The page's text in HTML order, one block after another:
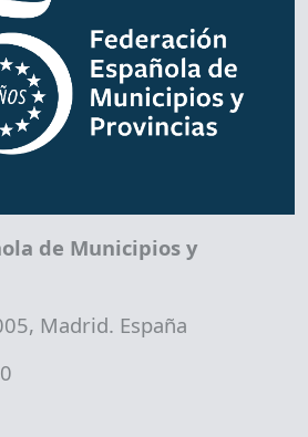
de Municipios y
Madrid. España